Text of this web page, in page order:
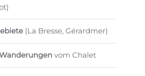
(La Bresse, Gérardmer)
vom Chalet